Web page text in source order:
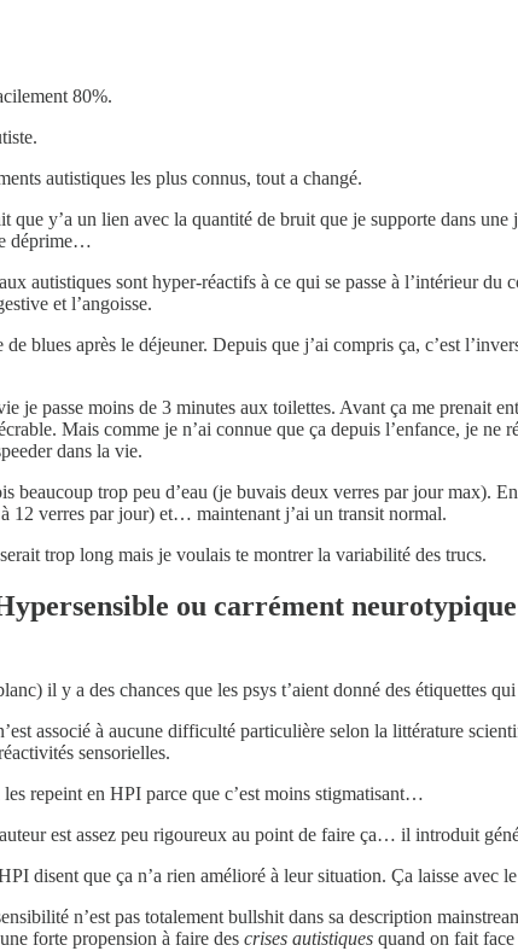
80%.
autistiques les plus connus, tout a changé.
que y’a un lien avec la quantité de bruit que je supporte dans
déprime…
autistiques sont hyper-réactifs à ce qui se passe à l’intérieur
et l’angoisse.
blues après le déjeuner. Depuis que j’ai compris ça, c’est
je passe moins de 3 minutes aux toilettes. Avant ça me prenait
Mais comme je n’ai connue que ça depuis l’enfance, je ne
dans la vie.
beaucoup trop peu d’eau (je buvais deux verres par jour max).
12 verres par jour) et… maintenant j’ai un transit normal.
trop long mais je voulais te montrer la variabilité des trucs.
ou carrément
il y a des chances que les psys t’aient donné des étiquettes
associé à aucune difficulté particulière selon la littérature
sensorielles.
repeint en HPI parce que c’est moins stigmatisant…
est assez peu rigoureux au point de faire ça… il introduit
disent que ça n’a rien amélioré à leur situation. Ça laisse avec
n’est pas totalement bullshit dans sa description
forte propension à faire des crises autistiques quand on fait